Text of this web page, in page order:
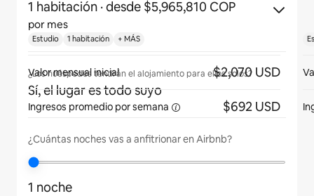
1 habitación · desde $5,965,810 COP
por mes
¿Los huéspedes tendrán el alojamiento para ellos solos?
Sí, el lugar es todo suyo
¿Cuántas noches vas a anfitrionar en Airbnb?
1 noche
Estudio 1 habitación + MÁS
Valor mensual inicial $2,070 USD
Ingresos promedio por semana $692 USD